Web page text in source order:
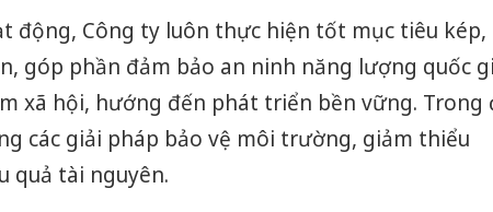
động, Công ty luôn thực hiện tốt mục tiêu kép,
góp phần đảm bảo an ninh năng lượng quốc
xã hội, hướng đến phát triển bền vững. Trong
các giải pháp bảo vệ môi trường, giảm thiểu
quả tài nguyên.
chủ
bán